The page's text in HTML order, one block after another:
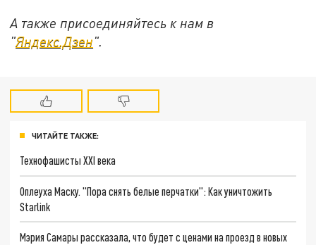
А также присоединяйтесь к нам в
"Яндекс.Дзен".
ЧИТАЙТЕ ТАКЖЕ:
Технофашисты XXI века
Оплеуха Маску. "Пора снять белые перчатки": Как уничтожить
Starlink
Мэрия Самары рассказала, что будет с ценами на проезд в новых